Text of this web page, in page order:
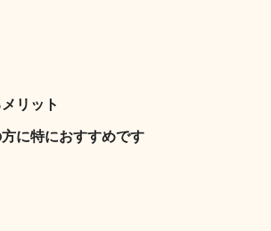
らの質問に回答する専属のAIアシ
リット
に特におすすめです